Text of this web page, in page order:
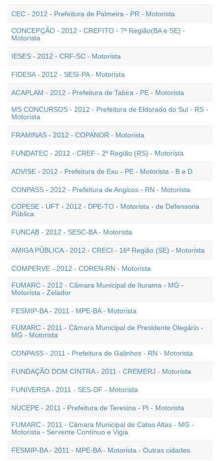
CEC - 2012 - Prefeitura de Palmeira - PR - Motorista
CONCEPÇÃO - 2012 - CREFITO - 7ª Região(BA e SE) -
Motorista
IESES - 2012 - CRF-SC - Motorista
FIDESA - 2012 - SESI-PA - Motorista
ACAPLAM - 2012 - Prefeitura de Tabira - PE - Motorista
MS CONCURSOS - 2012 - Prefeitura de Eldorado do Sul - RS -
Motorista
FRAMINAS - 2012 - COPANOR - Motorista
FUNDATEC - 2012 - CREF - 2º Região (RS) - Motorista
ADVISE - 2012 - Prefeitura de Exu - PE - Motorista - B e D
CONPASS - 2012 - Prefeitura de Angicos - RN - Motorista
COPESE - UFT - 2012 - DPE-TO - Motorista - de Defensoria
Pública
FUNCAB - 2012 - SESC-BA - Motorista
AMIGA PÚBLICA - 2012 - CRECI - 16ª Região (SE) - Motorista
COMPERVE - 2012 - COREN-RN - Motorista
FUMARC - 2012 - Câmara Municipal de Iturama - MG -
Motorista - Zelador
FESMIP-BA - 2011 - MPE-BA - Motorista
FUMARC - 2011 - Câmara Municipal de Presidente Olegário -
MG - Motorista
CONPASS - 2011 - Prefeitura de Galinhos - RN - Motorista
FUNDAÇÃO DOM CINTRA - 2011 - CREMERJ - Motorista
FUNIVERSA - 2011 - SES-DF - Motorista
NUCEPE - 2011 - Prefeitura de Teresina - PI - Motorista
FUMARC - 2011 - Câmara Municipal de Catas Altas - MG -
Motorista - Servente Contínuo e Vigia
FESMIP-BA - 2011 - MPE-BA - Motorista - Outras cidades